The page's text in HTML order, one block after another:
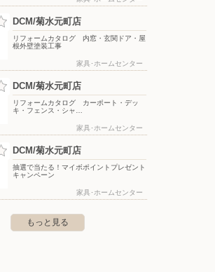
ケーズデンキ/厚別店
〒004-0005 北海道札幌市厚別区厚別東5条8-7-1
DCM/菊水元町店
リフォームカタログ 内窓・玄関ドア・屋
根外壁塗装工事
家具･ホームセンター
DCM/菊水元町店
リフォームカタログ カーポート・デッ
キ・フェンス・シャ…
家具･ホームセンター
DCM/菊水元町店
抽選で当たる！マイボポイントプレゼント
キャンペーン
家具･ホームセンター
もっと見る